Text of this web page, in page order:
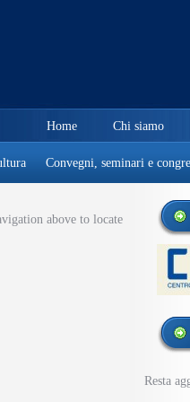
Chi siamo
Home
Convegni, seminari e
above to locate
Resta